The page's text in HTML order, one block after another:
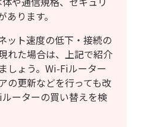
ります。
ット速度の低下・接続の
れた場合は、上記で紹介
しょう。Wi-Fiルーター
の更新などを行っても改
ーターの買い替えを検